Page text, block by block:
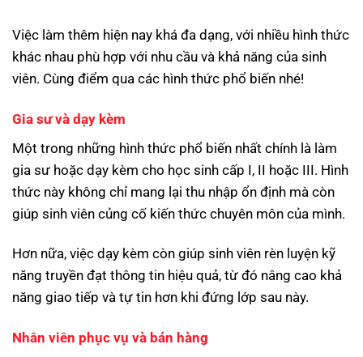
Việc làm thêm hiện nay khá đa dạng, với nhiều hình thức
khác nhau phù hợp với nhu cầu và khả năng của sinh
viên. Cùng điểm qua các hình thức phổ biến nhé!
Gia sư và dạy kèm
Một trong những hình thức phổ biến nhất chính là làm
gia sư hoặc dạy kèm cho học sinh cấp I, II hoặc III. Hình
thức này không chỉ mang lại thu nhập ổn định mà còn
giúp sinh viên củng cố kiến thức chuyên môn của mình.
Hơn nữa, việc dạy kèm còn giúp sinh viên rèn luyện kỹ
năng truyền đạt thông tin hiệu quả, từ đó nâng cao khả
năng giao tiếp và tự tin hơn khi đứng lớp sau này.
Nhân viên phục vụ và bán hàng